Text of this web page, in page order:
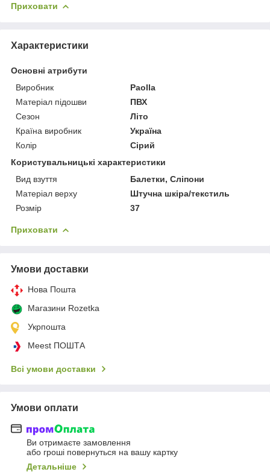
Приховати
Характеристики
Основні атрибути
Виробник
Paolla
Матеріал підошви
ПВХ
Сезон
Літо
Країна виробник
Україна
Колір
Сірий
Користувальницькі характеристики
Вид взуття
Балетки, Сліпони
Матеріал верху
Штучна шкіра/текстиль
Розмір
37
Приховати
Умови доставки
Нова Пошта
Магазини Rozetka
Укрпошта
Meest ПОШТА
Всі умови доставки
Умови оплати
Ви отримаєте замовлення
або гроші повернуться на вашу картку
Детальніше